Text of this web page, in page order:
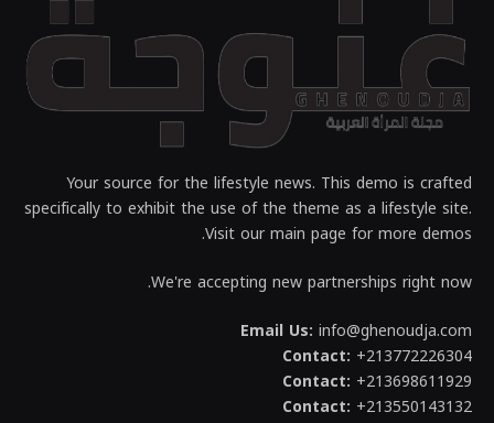
Your source for the lifestyle news. This demo is crafted
specifically to exhibit the use of the theme as a lifestyle site.
Visit our main page for more demos.
We're accepting new partnerships right now.
Email Us: info@ghenoudja.com
Contact: +213772226304
Contact: +213698611929
Contact: +213550143132